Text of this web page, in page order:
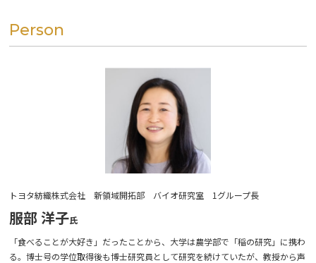
Person
トヨタ紡織株式会社 新領域開拓部 バイオ研究室 1グループ長
服部 洋子
「食べることが大好き」だったことから、大学は農学部で「稲の研究」に携わ
る。博士号の学位取得後も博士研究員として研究を続けていたが、教授から声